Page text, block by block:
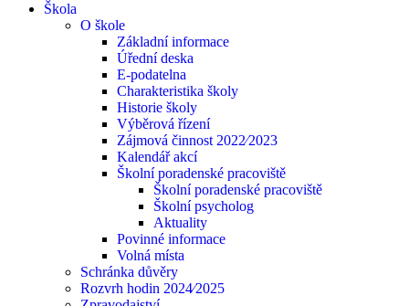
Škola
O škole
Základní informace
Úřední deska
E-podatelna
Charakteristika školy
Historie školy
Výběrová řízení
Zájmová činnost 2022⁄2023
Kalendář akcí
Školní poradenské pracoviště
Školní poradenské pracoviště
Školní psycholog
Aktuality
Povinné informace
Volná místa
Schránka důvěry
Rozvrh hodin 2024⁄2025